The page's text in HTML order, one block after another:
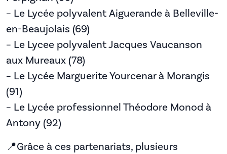
– Le Lycée polyvalent Aiguerande à Belleville-
en-Beaujolais (69)
– Le Lycee polyvalent Jacques Vaucanson
aux Mureaux (78)
– Le Lycée Marguerite Yourcenar à Morangis
(91)
– Le Lycée professionnel Théodore Monod à
Antony (92)
📍Grâce à ces partenariats, plusieurs